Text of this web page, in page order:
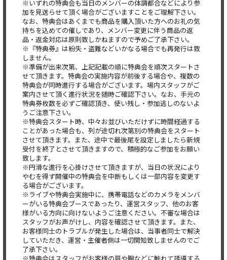
※いずれの特典会も当日のメンバーの体調都合などにより参
加を見送らせて頂く場合がございますことをご理解下さい。
なお、特典会はあくまでも商品を購入頂いた方へのお礼の気
持ちを込めての催しであり、メンバー変更に伴う商品の返
品・返金対応は原則致しかねますので予めご了承下さい。
※『特典券』は紛失・盗難などいかなる場合でも再発行は致
しません。
※準備が出来次第、上記記載の順に特典会を順次スタートさ
せて頂きます。特典会の実施内容が前後する場合や、複数の
特典会が同時進行する場合がございます。場内スタッフがご
案内させて頂く進行状況を随時ご確認下さい。なお、手元の
特典券枚数を必ずご確認頂き、使い残し・参加逃しのないよ
うご注意下さい。
※特典会スタート時、中々お並びいただけずに時間経過する
ことがあった場合も、列が途切れ次第別の特典会をスタート
させて頂きます。また、途中で最後尾を設定しましたら新規
受付を終了とさせて頂きますので、積極的なご参加をお願い
致します。
※円滑な進行を心掛けさせて頂きますが、当日の状況により
やむを得ず開催中の特典会を中断もしくは一部内容を変更す
る場合がございます。
※ライブや特典会実施中に、携帯電話などのカメラをメンバ
ーがいる特典会ブースであったり、運営スタッフ、他のお客
様がいる方向に向けないようご注意ください。不審な場合は
スタッフがお声がけし、内容を確認させて頂きます。また、
お客様同士のトラブルが発生した場合は、当事者同士で解決
していただき、運営・主催者側は一切関知致しませんのでご
了承下さい。